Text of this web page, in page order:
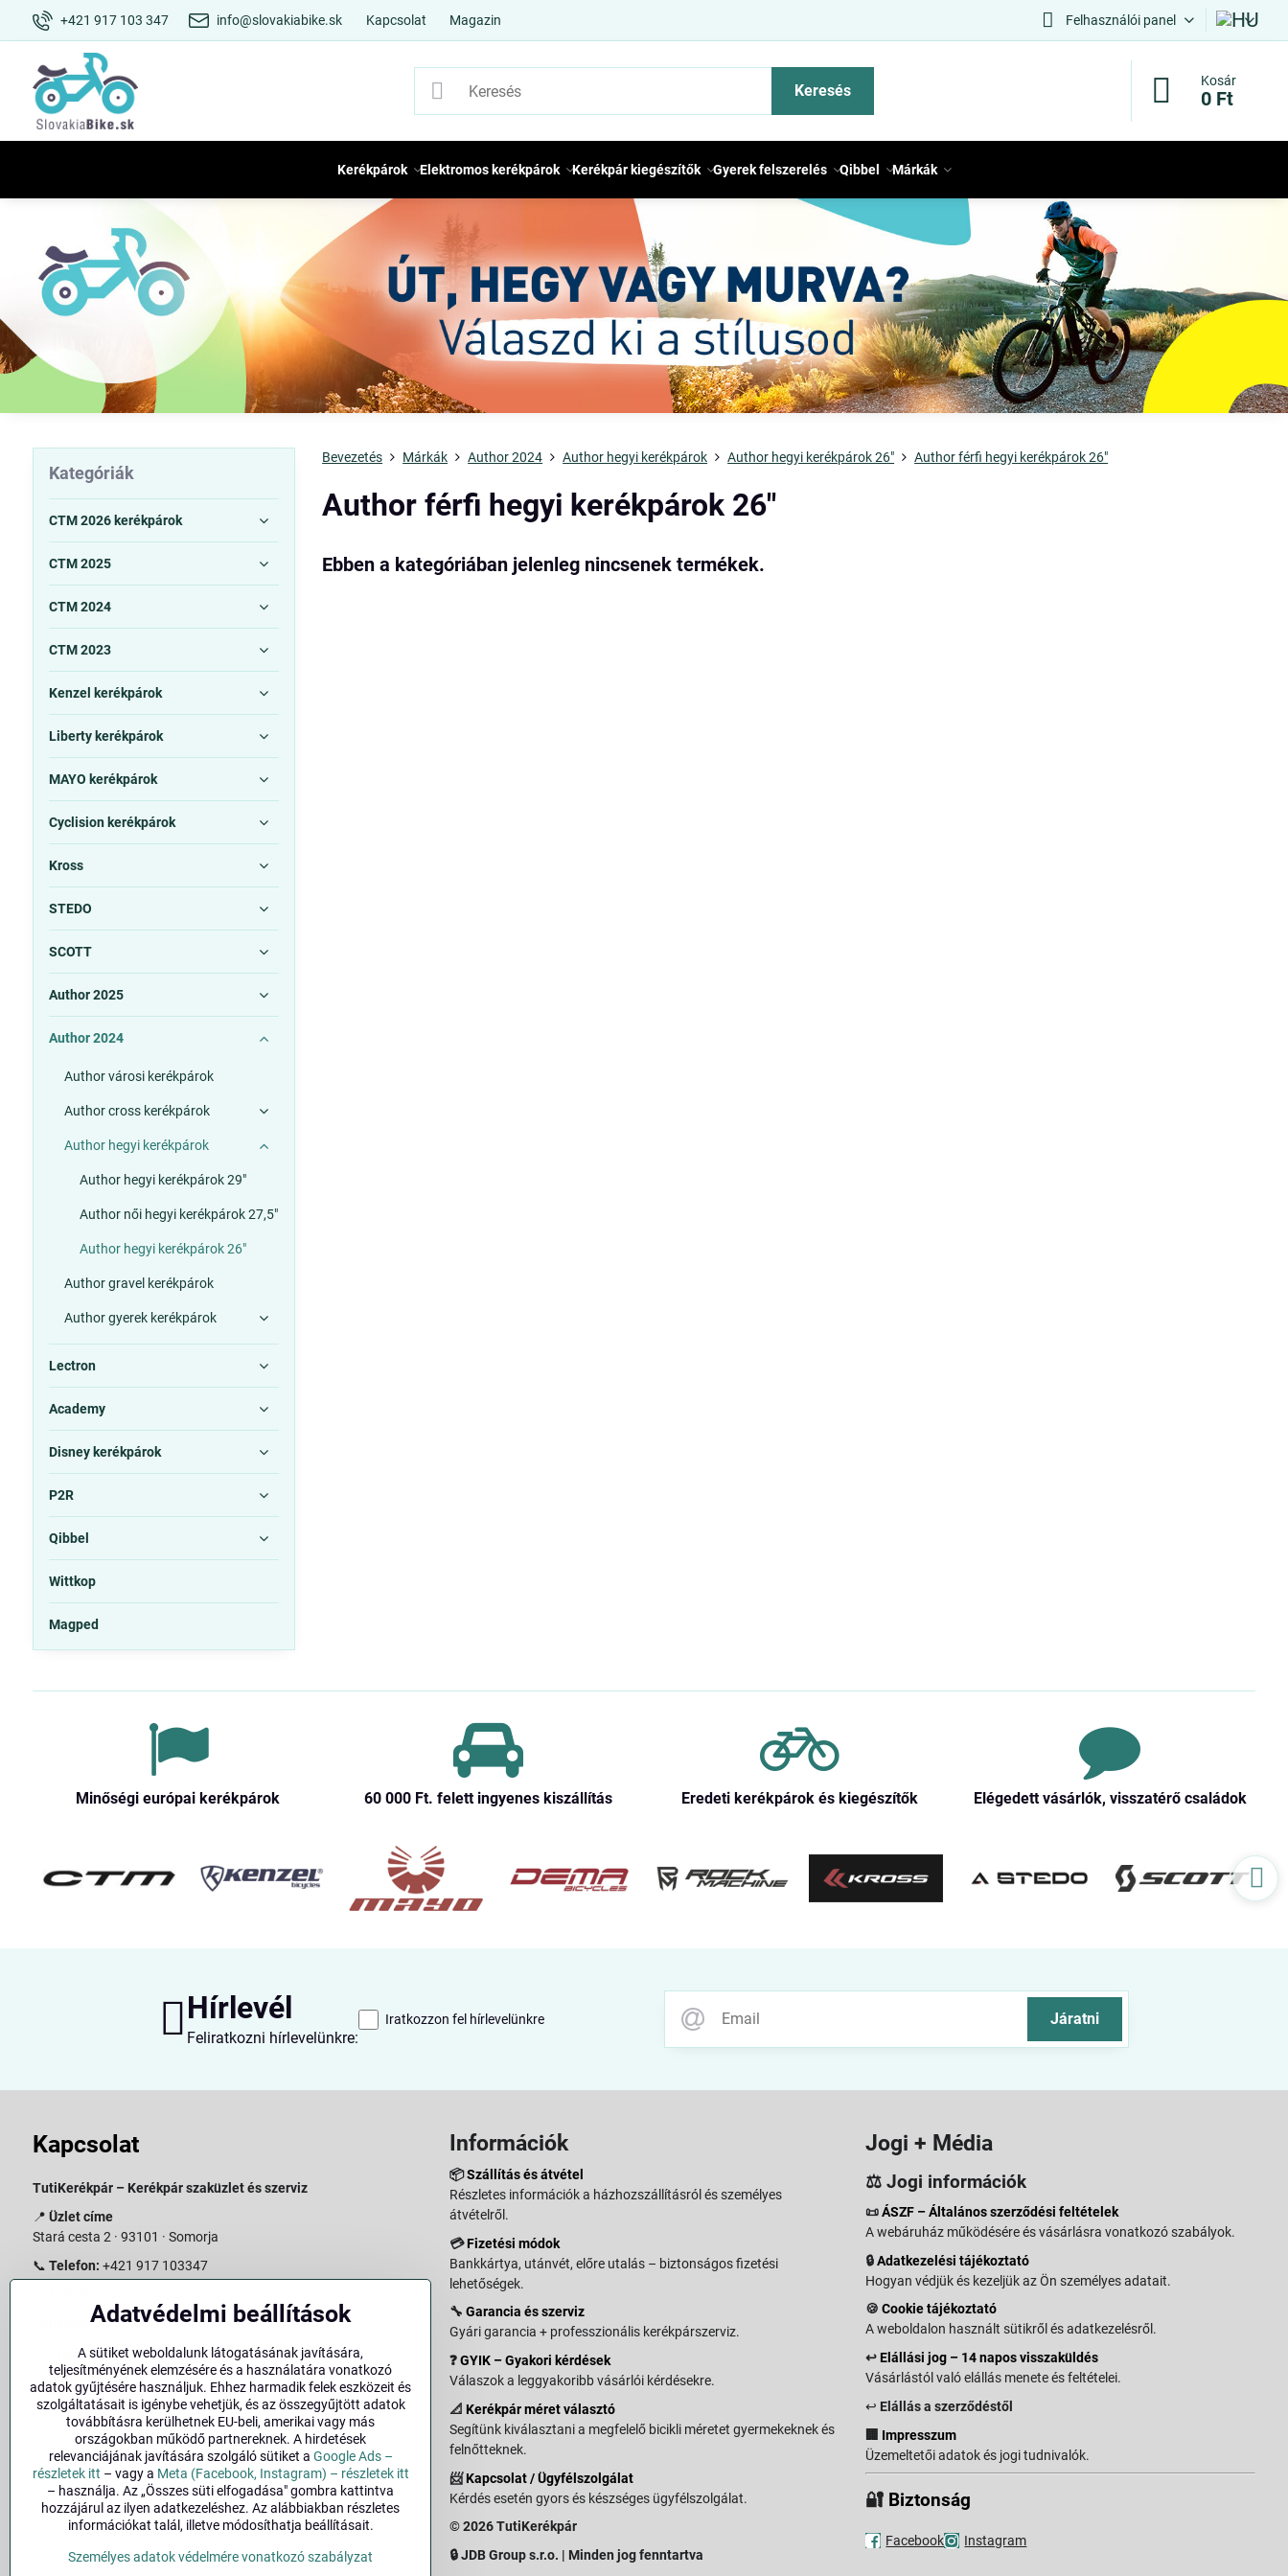
+421 917 103 347 info@slovakiabike.sk Kapcsolat Magazin Felhasználói panel
Keresés
Kosár
0 Ft
Kerékpárok Elektromos kerékpárok Kerékpár kiegészítők Gyerek felszerelés Qibbel Márkák
Bevezetés Márkák Author 2024 Author hegyi kerékpárok Author hegyi kerékpárok 26" Author férfi hegyi kerékpárok 26"
Author férfi hegyi kerékpárok 26"
Kategóriák
CTM 2026 kerékpárok
CTM 2025
CTM 2024
CTM 2023
Kenzel kerékpárok
Liberty kerékpárok
MAYO kerékpárok
Cyclision kerékpárok
Kross
STEDO
SCOTT
Author 2025
Author 2024
Author városi kerékpárok
Author cross kerékpárok
Author hegyi kerékpárok
Author hegyi kerékpárok 29"
Author női hegyi kerékpárok 27,5"
Author hegyi kerékpárok 26"
Author gravel kerékpárok
Author gyerek kerékpárok
Lectron
Academy
Disney kerékpárok
P2R
Qibbel
Wittkop
Magped
Minőségi európai kerékpárok 60 000 Ft​. felett ingyenes kiszállítás Eredeti kerékpárok és kiegészítők Elégedett vásárlók, visszatérő családok
Hírlevél
Feliratkozni hírlevelünkre:
Járatni
Iratkozzon fel hírlevelünkre
Kapcsolat
TutiKerékpár – Kerékpár szaküzlet és szerviz
📍 Üzlet címe
Stará cesta 2 · 93101 · Somorja
📞 Telefon: +421 917 103347
Nyitvatartás:
Hétfő–Péntek: 09:00–15:00
Szombat: 09:00–11:00
Vasárnap: Zárva
Bolt megtekintése a térképen(Google Maps link)
Információk
📦Szállítás és átvétel
Részletes információk a házhozszállításról és személyes
átvételről.
💳Fizetési módok
Bankkártya, utánvét, előre utalás – biztonságos fizetési
lehetőségek.
🔧 Garancia és szerviz
Gyári garancia + professzionális kerékpárszerviz.
❓GYIK – Gyakori kérdések
Válaszok a leggyakoribb vásárlói kérdésekre.
📐 Kerékpár méret választó
Segítünk kiválasztani a megfelelő bicikli méretet gyermekeknek és
felnőtteknek.
📨Kapcsolat / Ügyfélszolgálat
Kérdés esetén gyors és készséges ügyfélszolgálat.
© 2026 TutiKerékpár
🔒 JDB Group s.r.o. | Minden jog fenntartva
Jogi + Média
⚖️ Jogi információk
📜ÁSZF – Általános szerződési feltételek
A webáruház működésére és vásárlásra vonatkozó szabályok.
🔒Adatkezelési tájékoztató
Hogyan védjük és kezeljük az Ön személyes adatait.
🍪Cookie tájékoztató
A weboldalon használt sütikről és adatkezelésről.
↩️Elállási jog – 14 napos visszaküldés
Vásárlástól való elállás menete és feltételei.
↩️ Elállás a szerződéstől
Impresszum
Üzemeltetői adatok és jogi tudnivalók.
🔐 Biztonság
Facebook Instagram
Adatvédelmi beállítások
A sütiket weboldalunk látogatásának javítására,
teljesítményének elemzésére és a használatára vonatkozó
adatok gyűjtésére használjuk. Ehhez harmadik felek eszközeit és
szolgáltatásait is igénybe vehetjük, és az összegyűjtött adatok
továbbításra kerülhetnek EU-beli, amerikai vagy más
országokban működő partnereknek. A hirdetések
relevanciájának javítására szolgáló sütiket a Google Ads –
részletek itt – vagy a Meta (Facebook, Instagram) – részletek itt
– használja. Az „Összes süti elfogadása" gombra kattintva
hozzájárul az ilyen adatkezeléshez. Az alábbiakban részletes
információkat talál, illetve módosíthatja beállításait.
Személyes adatok védelmére vonatkozó szabályzat